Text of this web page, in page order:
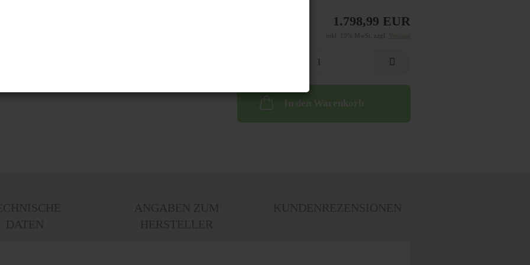
1.798,99 EUR
inkl. 19% MwSt. zzgl. Versand
In den Warenkorb